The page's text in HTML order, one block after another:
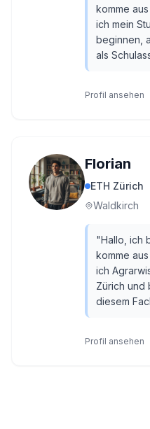
komme
ich mein
beginnen,
als
Profil ansehen
Florian
ETH Zürich
Waldkirch
"Hallo, ich
komme
ich
Zürich und
diesem
Profil ansehen